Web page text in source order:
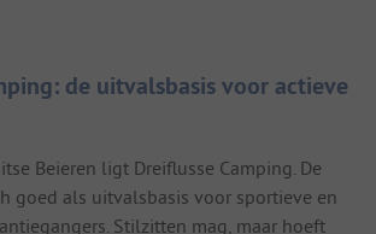
de uitvalsbasis voor actieve
Beieren ligt Dreiflusse Camping. De
goed als uitvalsbasis voor sportieve en
Stilzitten mag, maar hoeft